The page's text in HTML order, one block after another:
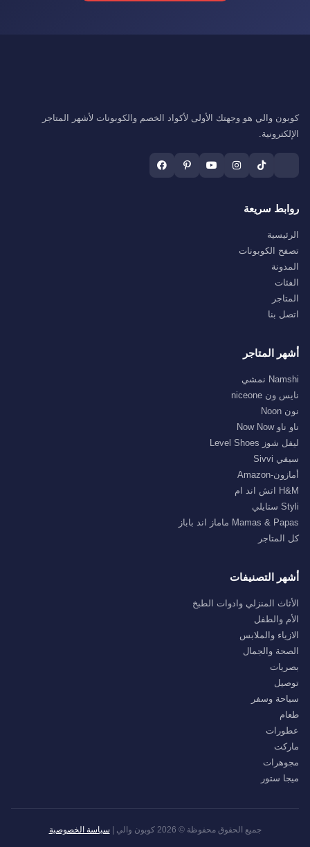
كوبون والي هو وجهتك الأولى لأكواد الخصم والكوبونات لأشهر المتاجر
الإلكترونية.
روابط سريعة
الرئيسية
تصفح الكوبونات
المدونة
الفئات
المتاجر
اتصل بنا
أشهر المتاجر
Namshi نمشي
نايس ون niceone
نون Noon
ناو ناو Now Now
ليفل شوز Level Shoes
سيفي Sivvi
أمازون-Amazon
H&M اتش اند ام
Styli ستايلي
Mamas & Papas ماماز اند باباز
كل المتاجر
أشهر التصنيفات
الأثاث المنزلي وادوات الطبخ
الأم والطفل
الازياء والملابس
الصحة والجمال
بصريات
توصيل
سياحة وسفر
طعام
عطورات
ماركت
مجوهرات
ميجا ستور
جميع الحقوق محفوظة © 2026 كوبون والي | سياسة الخصوصية